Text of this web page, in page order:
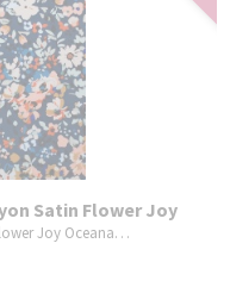
Satin Flower Joy
Joy Oceana…